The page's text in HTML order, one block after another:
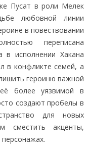
Пусат в роли Мелек
любовной линии
в повествовании
переписана
в исполнении Хакана
в конфликте семей, а
героиню важной
более уязвимой в
создают пробелы в
для новых
сместить акценты,